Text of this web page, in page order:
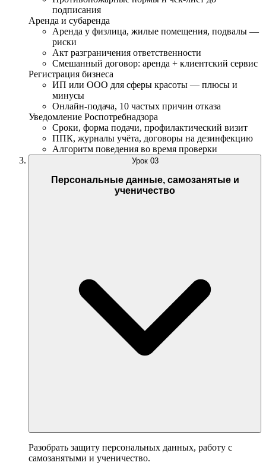
подписания
Аренда и субаренда
Аренда у физлица, жилые помещения, подвалы —
риски
Акт разграничения ответственности
Смешанный договор: аренда + клиентский сервис
Регистрация бизнеса
ИП или ООО для сферы красоты — плюсы и
минусы
Онлайн-подача, 10 частых причин отказа
Уведомление Роспотребнадзора
Сроки, форма подачи, профилактический визит
ППК, журналы учёта, договоры на дезинфекцию
Алгоритм поведения во время проверки
Урок 03
Персональные данные, самозанятые и
ученичество
Разобрать защиту персональных данных, работу с
самозанятыми и ученичество.